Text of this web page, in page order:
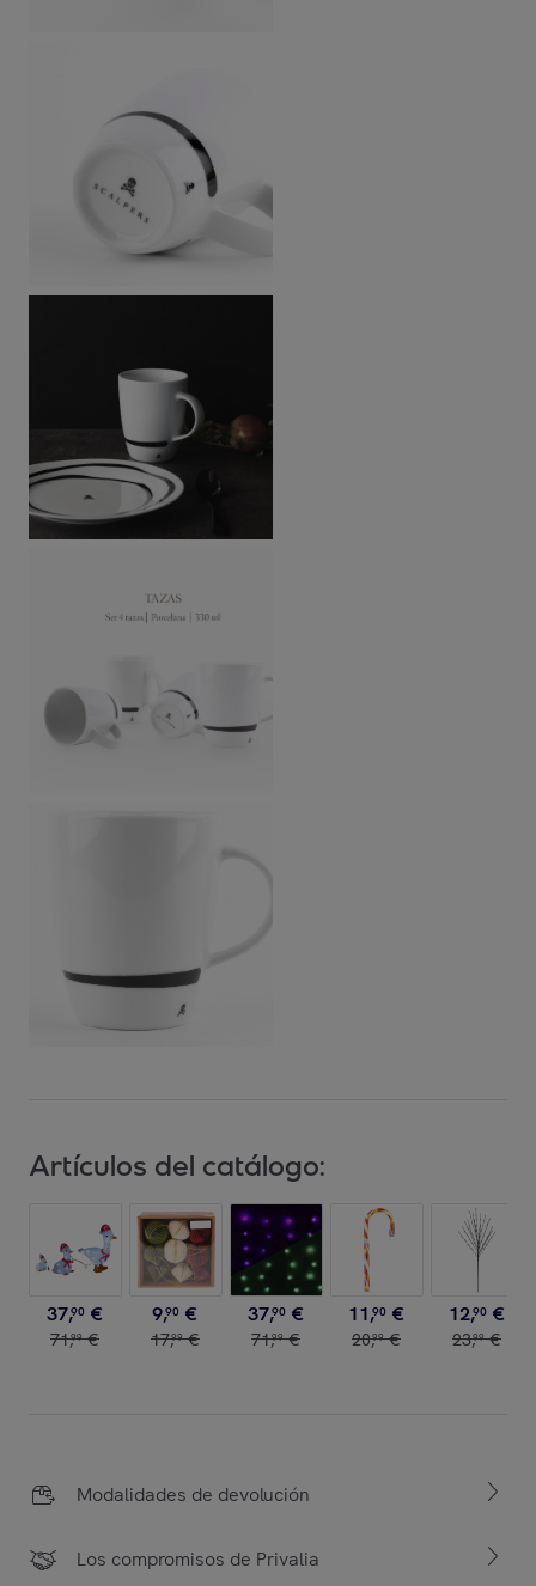
Artículos del catálogo:
37,90 €
71,99 €
9,90 €
17,99 €
37,90 €
71,99 €
11,90 €
20,99 €
12,90 €
23,99 €
Modalidades de devolución
Los compromisos de Privalia